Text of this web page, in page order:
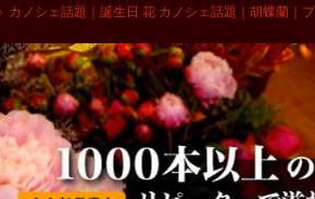
ノシェ話題｜誕生日 花 カノシェ話題｜胡蝶蘭｜